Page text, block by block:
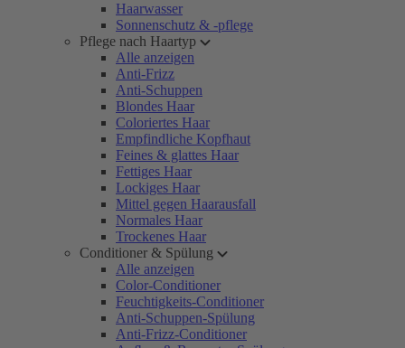
Haarwasser
Sonnenschutz & -pflege
Pflege nach Haartyp
Alle anzeigen
Anti-Frizz
Anti-Schuppen
Blondes Haar
Coloriertes Haar
Empfindliche Kopfhaut
Feines & glattes Haar
Fettiges Haar
Lockiges Haar
Mittel gegen Haarausfall
Normales Haar
Trockenes Haar
Conditioner & Spülung
Alle anzeigen
Color-Conditioner
Feuchtigkeits-Conditioner
Anti-Schuppen-Spülung
Anti-Frizz-Conditioner